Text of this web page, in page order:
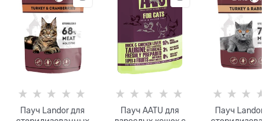
Пауч Landor для
Пауч AATU для
Пауч Landor